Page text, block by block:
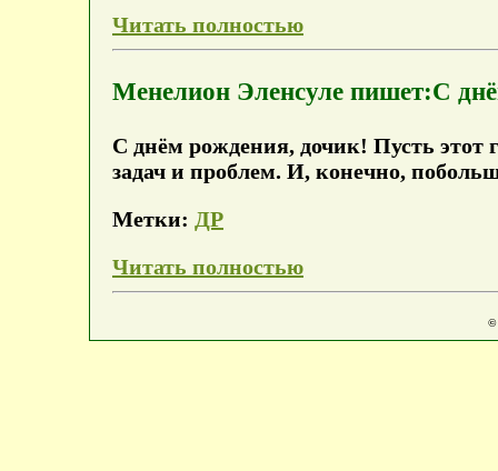
Читать полностью
Менелион Эленсуле пишет:С
С днём рождения, дочик! Пусть этот
задач и проблем. И, конечно,
Метки: ДР
Читать полностью
©